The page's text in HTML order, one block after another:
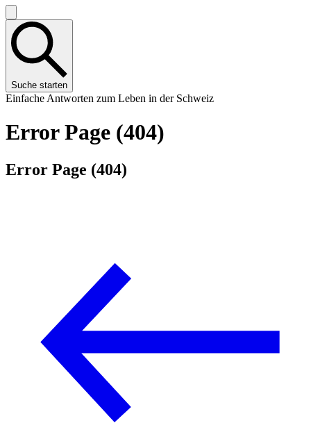
Suche starten
Einfache Antworten zum Leben in der Schweiz
Error Page (404)
Error Page (404)